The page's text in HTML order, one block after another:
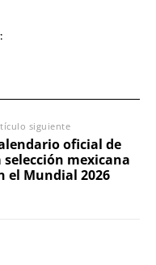
siguiente
oficial de
selección mexicana
el Mundial 2026